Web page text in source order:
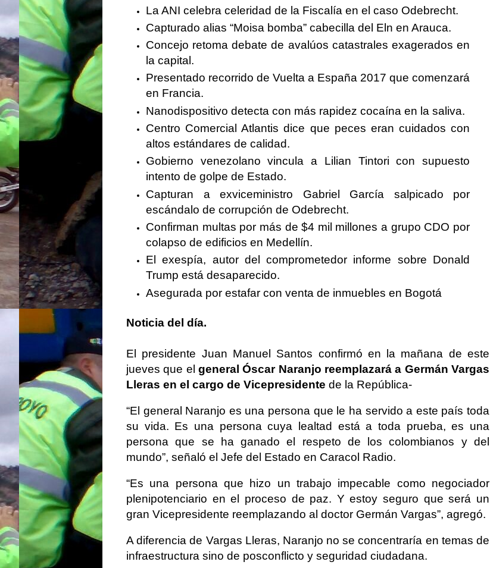
La ANI celebra celeridad de la Fiscalía en el caso Odebrecht.
Capturado alias “Moisa bomba” cabecilla del Eln en Arauca.
Concejo retoma debate de avalúos catastrales exagerados en
la capital.
Presentado recorrido de Vuelta a España 2017 que comenzará
en Francia.
Nanodispositivo detecta con más rapidez cocaína en la saliva.
Centro Comercial Atlantis dice que peces eran cuidados con
altos estándares de calidad.
Gobierno venezolano vincula a Lilian Tintori con supuesto
intento de golpe de Estado.
Capturan a exviceministro Gabriel García salpicado por
escándalo de corrupción de Odebrecht.
Confirman multas por más de $4 mil millones a grupo CDO por
colapso de edificios en Medellín.
El exespía, autor del comprometedor informe sobre Donald
Trump está desaparecido.
Asegurada por estafar con venta de inmuebles en Bogotá
Noticia del día.
El presidente Juan Manuel Santos confirmó en la mañana de este
jueves que el general Óscar Naranjo reemplazará a Germán Vargas
Lleras en el cargo de Vicepresidente de la República-
“El general Naranjo es una persona que le ha servido a este país toda
su vida. Es una persona cuya lealtad está a toda prueba, es una
persona que se ha ganado el respeto de los colombianos y del
mundo”, señaló el Jefe del Estado en Caracol Radio.
“Es una persona que hizo un trabajo impecable como negociador
plenipotenciario en el proceso de paz. Y estoy seguro que será un
gran Vicepresidente reemplazando al doctor Germán Vargas”, agregó.
A diferencia de Vargas Lleras, Naranjo no se concentraría en temas de
infraestructura sino de posconflicto y seguridad ciudadana.